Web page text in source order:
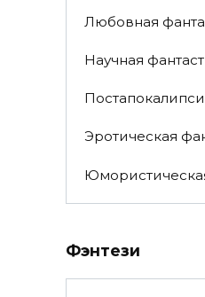
Любовная
Научная
Эротическая
Фэнтези